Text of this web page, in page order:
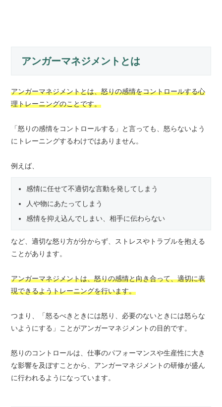
アンガーマネジメントとは
アンガーマネジメントとは、怒りの感情をコントロールする心
理トレーニングのことです。
「怒りの感情をコントロールする」と言っても、怒らないよう
にトレーニングするわけではありません。
例えば、
感情に任せて不適切な言動を発してしまう
人や物にあたってしまう
感情を抑え込んでしまい、相手に伝わらない
など、適切な怒り方が分からず、ストレスやトラブルを抱える
ことがあります。
アンガーマネジメントは、怒りの感情と向き合って、適切に表
現できるようトレーニングを行います。
つまり、「怒るべきときには怒り、必要のないときには怒らな
いようにする」ことがアンガーマネジメントの目的です。
怒りのコントロールは、仕事のパフォーマンスや生産性に大き
な影響を及ぼすことから、アンガーマネジメントの研修が盛ん
に行われるようになっています。